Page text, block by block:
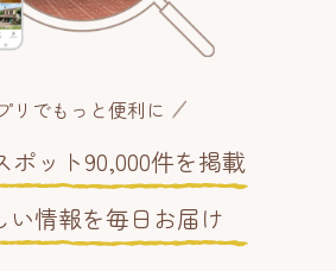
リでもっと便利に
ポット90,000件を掲載
い情報を毎日お届け